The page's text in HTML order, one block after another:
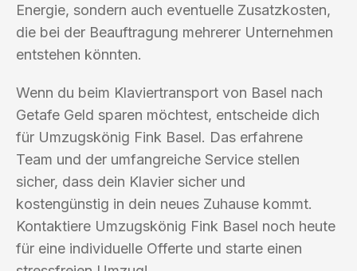
Energie, sondern auch eventuelle Zusatzkosten,
die bei der Beauftragung mehrerer Unternehmen
entstehen könnten.
Wenn du beim Klaviertransport von Basel nach
Getafe Geld sparen möchtest, entscheide dich
für Umzugskönig Fink Basel. Das erfahrene
Team und der umfangreiche Service stellen
sicher, dass dein Klavier sicher und
kostengünstig in dein neues Zuhause kommt.
Kontaktiere Umzugskönig Fink Basel noch heute
für eine individuelle Offerte und starte einen